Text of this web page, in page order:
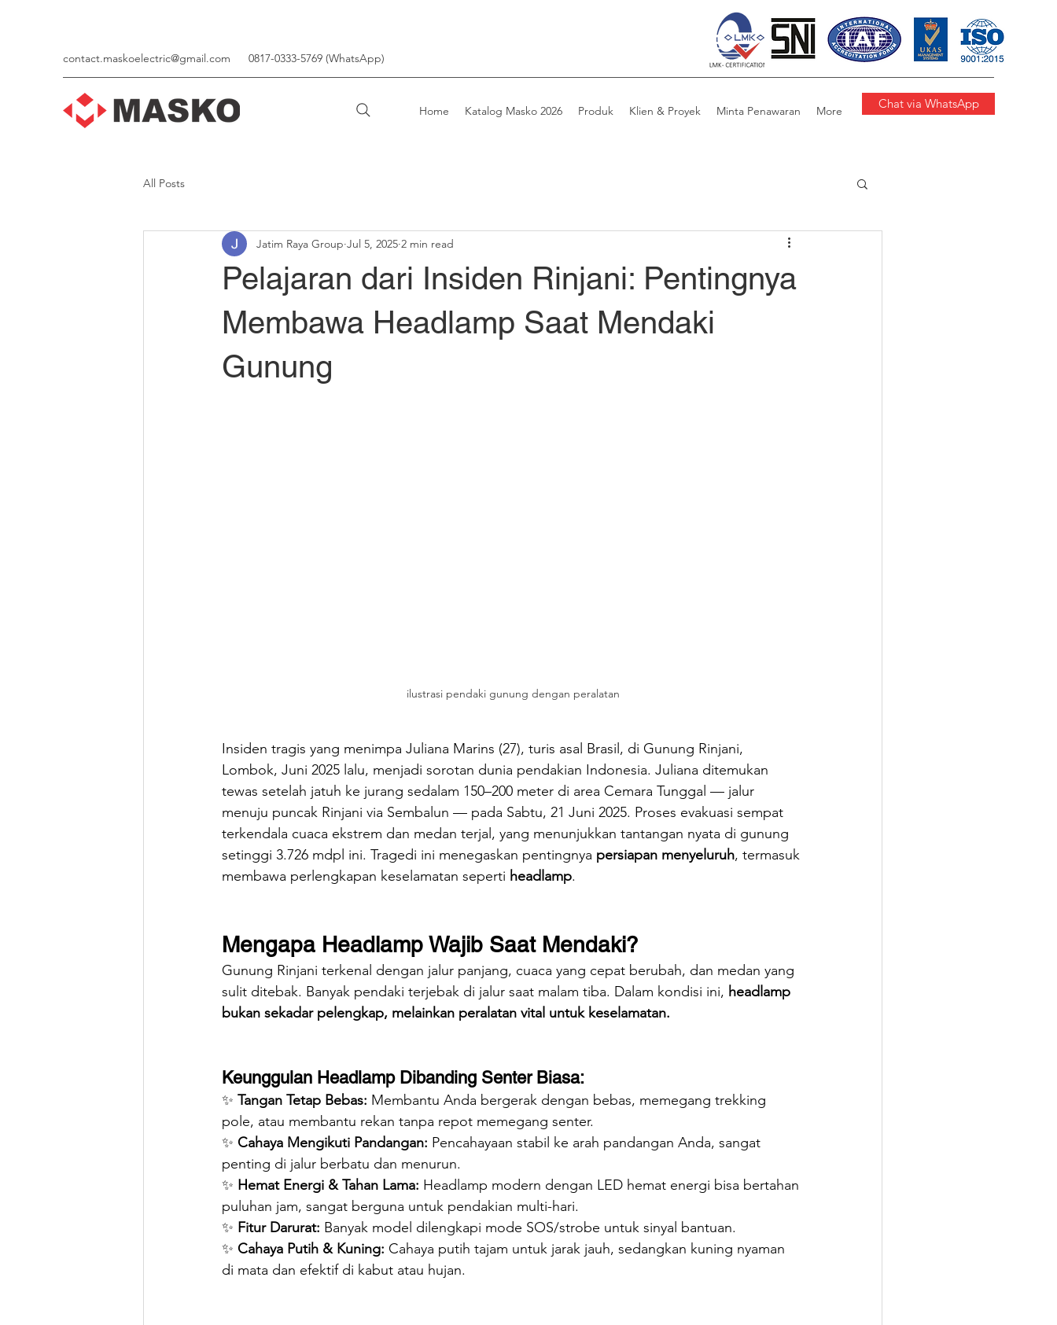
contact.maskoelectric@gmail.com 0817-0333-5769 (WhatsApp)
Home Katalog Masko 2026 Produk Klien & Proyek Minta Penawaran More Chat via WhatsApp
All Posts
Pelajaran dari Insiden Rinjani: Pentingnya
Membawa Headlamp Saat Mendaki
Gunung
Jatim Raya Group Jul 5, 2025 2 min read
ilustrasi pendaki gunung dengan peralatan
Insiden tragis yang menimpa Juliana Marins (27), turis asal Brasil, di Gunung Rinjani,
Lombok, Juni 2025 lalu, menjadi sorotan dunia pendakian Indonesia. Juliana ditemukan
tewas setelah jatuh ke jurang sedalam 150–200 meter di area Cemara Tunggal — jalur
menuju puncak Rinjani via Sembalun — pada Sabtu, 21 Juni 2025. Proses evakuasi sempat
terkendala cuaca ekstrem dan medan terjal, yang menunjukkan tantangan nyata di gunung
setinggi 3.726 mdpl ini. Tragedi ini menegaskan pentingnya persiapan menyeluruh, termasuk
membawa perlengkapan keselamatan seperti headlamp.
Mengapa Headlamp Wajib Saat Mendaki?
Gunung Rinjani terkenal dengan jalur panjang, cuaca yang cepat berubah, dan medan yang
sulit ditebak. Banyak pendaki terjebak di jalur saat malam tiba. Dalam kondisi ini, headlamp
bukan sekadar pelengkap, melainkan peralatan vital untuk keselamatan.
Keunggulan Headlamp Dibanding Senter Biasa:
✨ Tangan Tetap Bebas: Membantu Anda bergerak dengan bebas, memegang trekking
pole, atau membantu rekan tanpa repot memegang senter.
✨ Cahaya Mengikuti Pandangan: Pencahayaan stabil ke arah pandangan Anda, sangat
penting di jalur berbatu dan menurun.
✨ Hemat Energi & Tahan Lama: Headlamp modern dengan LED hemat energi bisa bertahan
puluhan jam, sangat berguna untuk pendakian multi-hari.
✨ Fitur Darurat: Banyak model dilengkapi mode SOS/strobe untuk sinyal bantuan.
✨ Cahaya Putih & Kuning: Cahaya putih tajam untuk jarak jauh, sedangkan kuning nyaman
di mata dan efektif di kabut atau hujan.